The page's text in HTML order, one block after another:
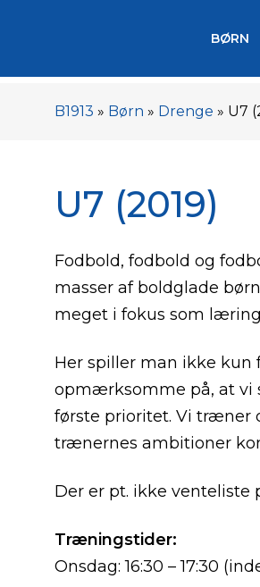
BØRN
B1913 » Børn » Drenge » U7
U7 (2019)
Fodbold, fodbold og
masser af boldglade
meget i fokus som
Her spiller man ikke kun
opmærksomme på, at vi
første prioritet. Vi træner
trænernes ambitioner
Der er pt. ikke venteliste
Træningstider:
Onsdag: 16:30 – 17:30